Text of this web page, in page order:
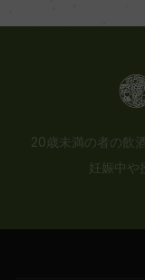
20歳未満の者の飲
妊娠中や